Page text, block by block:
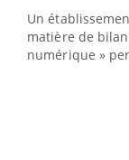
Un
matière de
numérique »